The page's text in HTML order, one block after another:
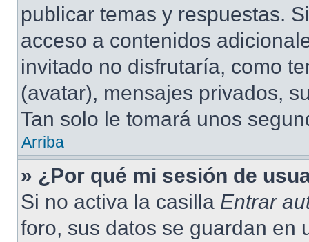
publicar temas y respuestas.
acceso a contenidos
invitado no disfrutaría, como
(avatar), mensajes privados,
Tan solo le tomará unos
Arriba
» ¿Por qué mi sesión de
Si no activa la casilla Entrar
foro, sus datos se guardan en